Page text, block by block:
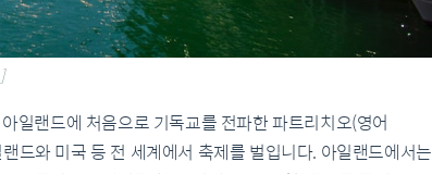
일랜드에 처음으로 기독교를 전파한 파트리치오(영어
드와 미국 등 전 세계에서 축제를 벌입니다. 아일랜드에서는